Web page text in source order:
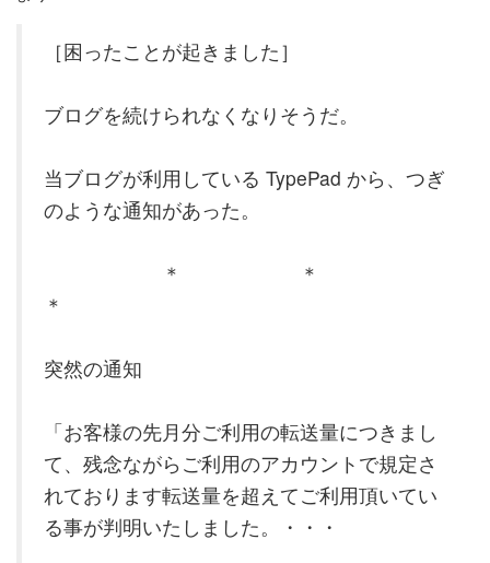
［困ったことが起きました］
ブログを続けられなくなりそうだ。
当ブログが利用している TypePad から、つぎ
のような通知があった。
＊ ＊
＊
突然の通知
「お客様の先月分ご利用の転送量につきまし
て、残念ながらご利用のアカウントで規定さ
れております転送量を超えてご利用頂いてい
る事が判明いたしました。・・・